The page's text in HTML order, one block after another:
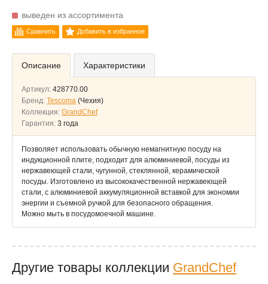
выведен из ассортимента
Сравнить Добавить в избранное
Описание Характеристики
Артикул: 428770.00
Бренд: Tescoma (Чехия)
Коллекция: GrandChef
Гарантия: 3 года
Позволяет использовать обычную немагнитную посуду на
индукционной плите, подходит для алюминиевой, посуды из
нержавеющей стали, чугунной, стеклянной, керамической
посуды. Изготовлено из высококачественной нержавеющей
стали, с алюминиевой аккумуляционной вставкой для экономии
энергии и съемной ручкой для безопасного обращения.
Можно мыть в посудомоечной машине.
Другие товары коллекции GrandChef